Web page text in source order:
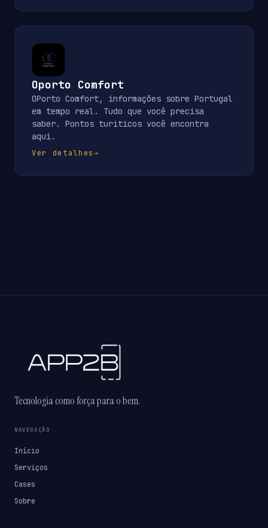
Oporto Comfort
OPorto Comfort, informações sobre Portugal
em tempo real. Tudo que você precisa
saber. Pontos turiticos você encontra
aqui.
Ver detalhes→
Tecnologia como força para o bem.
NAVEGAÇÃO
Início
Serviços
Cases
Sobre